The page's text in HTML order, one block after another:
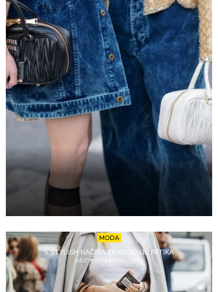
MODA
5 STYLISH NAČINA ZA NOŠENJE PATIKA
Udobnost na prvom mestu